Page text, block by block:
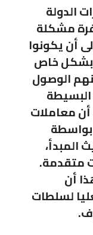
الدولة
مشكلة
أن يكونوا
بشكل خاص
الوصول
البسيطة
أن معاملات
بواسطة
متقدمة.
أن
لسلطات